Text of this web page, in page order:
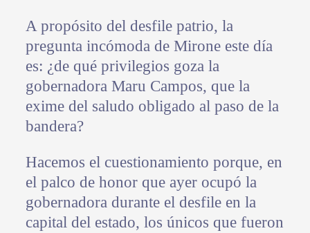
A propósito del desfile patrio, la
pregunta incómoda de Mirone este día
es: ¿de qué privilegios goza la
gobernadora Maru Campos, que la
exime del saludo obligado al paso de la
bandera?
Hacemos el cuestionamiento porque, en
el palco de honor que ayer ocupó la
gobernadora durante el desfile en la
capital del estado, los únicos que fueron